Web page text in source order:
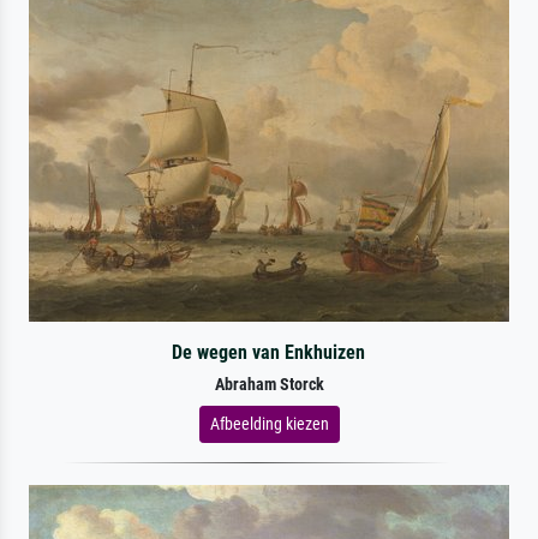
De wegen van Enkhuizen
Abraham Storck
Afbeelding kiezen